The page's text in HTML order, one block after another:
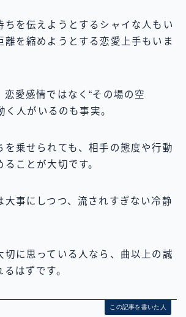
ちを伝えようとするシャイな人もい
離を縮めようとする恋愛上手もいま
恋愛感情ではなく“その場の空
く人がいるのも事実。
を乗せられても、相手の態度や行動
ことが大切です。
大事にしつつ、流されすぎない冷静
切に思っている人なら、曲以上の誠
はずです。
この記事を書いた人